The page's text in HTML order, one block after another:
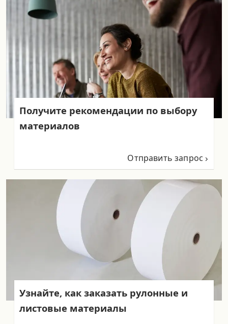
Получите рекомендации по выбору
материалов
Отправить запрос
Узнайте, как заказать рулонные и
листовые материалы